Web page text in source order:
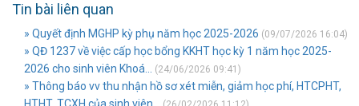
Tin bài liên quan
» Quyết định MGHP kỳ phụ năm học 2025-2026 (09/07/2026 16:04)
» QĐ 1237 về việc cấp học bổng KKHT học kỳ 1 năm học 2025-
2026 cho sinh viên Khoá...
(24/06/2026 09:41)
» Thông báo vv thu nhận hồ sơ xét miễn, giảm học phí, HTCPHT,